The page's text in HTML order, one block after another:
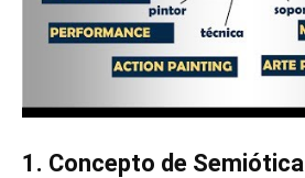
1. Concepto de Semiótica